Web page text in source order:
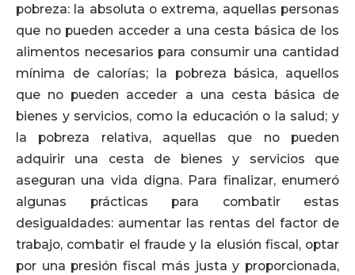
pobreza: la absoluta o extrema, aquellas personas
que no pueden acceder a una cesta básica de los
alimentos necesarios para consumir una cantidad
mínima de calorías; la pobreza básica, aquellos
que no pueden acceder a una cesta básica de
bienes y servicios, como la educación o la salud; y
la pobreza relativa, aquellas que no pueden
adquirir una cesta de bienes y servicios que
aseguran una vida digna. Para finalizar, enumeró
algunas prácticas para combatir estas
desigualdades: aumentar las rentas del factor de
trabajo, combatir el fraude y la elusión fiscal, optar
por una presión fiscal más justa y proporcionada,